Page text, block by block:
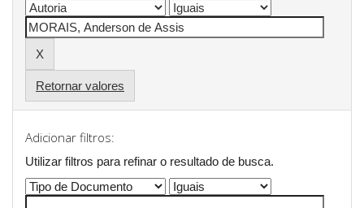
Retornar valores
Adicionar filtros:
Utilizar filtros para refinar o resultado de busca.